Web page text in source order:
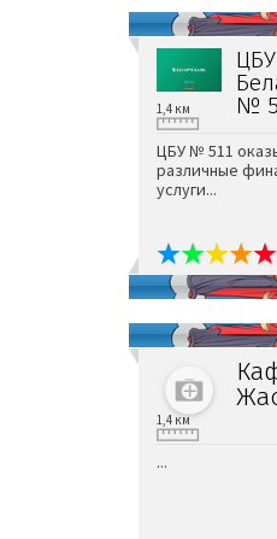
ЦБУ
№
1,4 км
ЦБУ № 511
различные
услуги...
1,4 км
...